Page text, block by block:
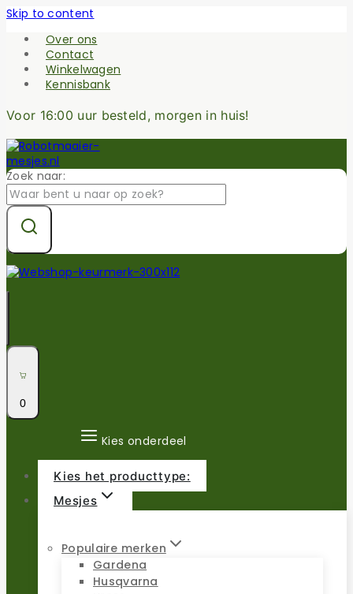
Skip to content
Over ons
Contact
Winkelwagen
Kennisbank
Voor 16:00 uur besteld, morgen in huis!
Zoek naar:
0
Kies onderdeel
Kies het producttype:
Mesjes
Populaire merken
Gardena
Husqvarna